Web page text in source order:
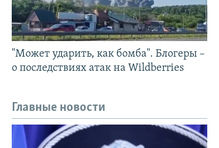
"Может ударить, как бомба". Блогеры –
о последствиях атак на Wildberries
Главные новости